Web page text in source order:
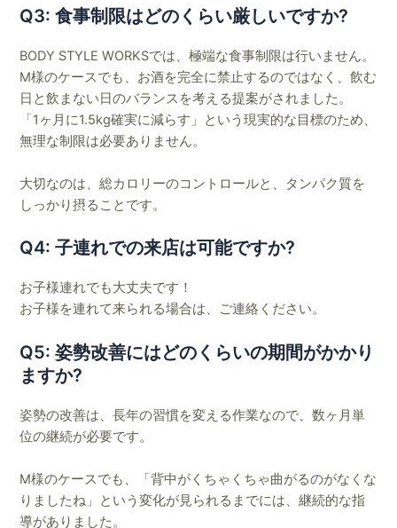
Q3: 食事制限はどのくらい厳しいですか?
BODY STYLE WORKSでは、極端な食事制限は行いません。
M様のケースでも、お酒を完全に禁止するのではなく、飲む
日と飲まない日のバランスを考える提案がされました。
「1ヶ月に1.5kg確実に減らす」という現実的な目標のため、
無理な制限は必要ありません。
大切なのは、総カロリーのコントロールと、タンパク質を
しっかり摂ることです。
Q4: 子連れでの来店は可能ですか?
お子様連れでも大丈夫です！
お子様を連れて来られる場合は、ご連絡ください。
Q5: 姿勢改善にはどのくらいの期間がかかり
ますか?
姿勢の改善は、長年の習慣を変える作業なので、数ヶ月単
位の継続が必要です。
M様のケースでも、「背中がくちゃくちゃ曲がるのがなくな
りましたね」という変化が見られるまでには、継続的な指
導がありました。